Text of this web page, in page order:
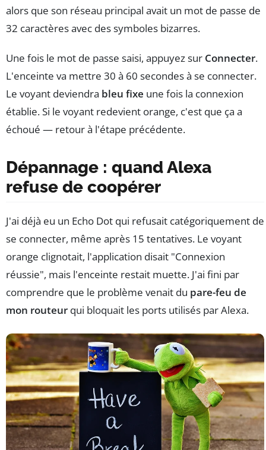
alors que son réseau principal avait un mot de passe de
32 caractères avec des symboles bizarres.
Une fois le mot de passe saisi, appuyez sur Connecter.
L'enceinte va mettre 30 à 60 secondes à se connecter.
Le voyant deviendra bleu fixe une fois la connexion
établie. Si le voyant redevient orange, c'est que ça a
échoué — retour à l'étape précédente.
Dépannage : quand Alexa
refuse de coopérer
J'ai déjà eu un Echo Dot qui refusait catégoriquement de
se connecter, même après 15 tentatives. Le voyant
orange clignotait, l'application disait "Connexion
réussie", mais l'enceinte restait muette. J'ai fini par
comprendre que le problème venait du pare-feu de
mon routeur qui bloquait les ports utilisés par Alexa.